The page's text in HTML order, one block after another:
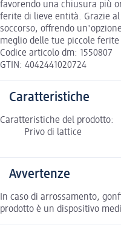
favorendo una chiusura più
ferite di lieve entità. Grazie
soccorso, offrendo
meglio delle tue piccole ferite
Codice articolo dm: 1550807
GTIN: 4042441020724
Caratteristiche
Caratteristiche del prodotto:
Privo di lattice
Avvertenze
In caso di arrossamento,
prodotto è un dispositivo